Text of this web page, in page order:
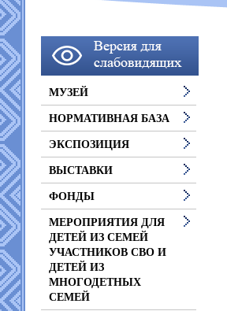
МУЗЕЙ
НОРМАТИВНАЯ БАЗА
ЭКСПОЗИЦИЯ
ВЫСТАВКИ
ФОНДЫ
МЕРОПРИЯТИЯ ДЛЯ
ДЕТЕЙ ИЗ СЕМЕЙ
УЧАСТНИКОВ СВО И
ДЕТЕЙ ИЗ
МНОГОДЕТНЫХ
СЕМЕЙ